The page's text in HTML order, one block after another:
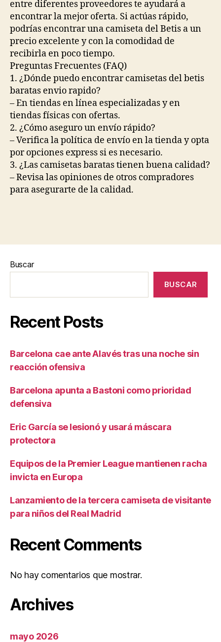
entre diferentes proveedores te ayudará a
encontrar la mejor oferta. Si actúas rápido,
podrías encontrar una camiseta del Betis a un
precio excelente y con la comodidad de
recibirla en poco tiempo.
Preguntas Frecuentes (FAQ)
1. ¿Dónde puedo encontrar camisetas del betis
baratas envio rapido?
– En tiendas en línea especializadas y en
tiendas físicas con ofertas.
2. ¿Cómo aseguro un envío rápido?
– Verifica la política de envío en la tienda y opta
por opciones express si es necesario.
3. ¿Las camisetas baratas tienen buena calidad?
– Revisa las opiniones de otros compradores
para asegurarte de la calidad.
Buscar
BUSCAR
Recent Posts
Barcelona cae ante Alavés tras una noche sin
reacción ofensiva
Barcelona apunta a Bastoni como prioridad
defensiva
Eric García se lesionó y usará máscara
protectora
Equipos de la Premier League mantienen racha
invicta en Europa
Lanzamiento de la tercera camiseta de visitante
para niños del Real Madrid
Recent Comments
No hay comentarios que mostrar.
Archives
mayo 2026